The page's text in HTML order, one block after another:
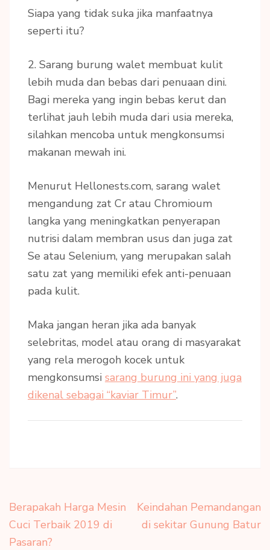
Siapa yang tidak suka jika manfaatnya
seperti itu?
2. Sarang burung walet membuat kulit
lebih muda dan bebas dari penuaan dini.
Bagi mereka yang ingin bebas kerut dan
terlihat jauh lebih muda dari usia mereka,
silahkan mencoba untuk mengkonsumsi
makanan mewah ini.
Menurut Hellonests.com, sarang walet
mengandung zat Cr atau Chromioum
langka yang meningkatkan penyerapan
nutrisi dalam membran usus dan juga zat
Se atau Selenium, yang merupakan salah
satu zat yang memiliki efek anti-penuaan
pada kulit.
Maka jangan heran jika ada banyak
selebritas, model atau orang di masyarakat
yang rela merogoh kocek untuk
mengkonsumsi sarang burung ini yang juga
dikenal sebagai “kaviar Timur”.
Navigasi
pos
Berapakah Harga Mesin
Cuci Terbaik 2019 di
Pasaran?
Keindahan Pemandangan
di sekitar Gunung Batur